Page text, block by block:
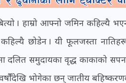
बित्यो । हाम्रो आफ्नो जमिन
कहिल्यै छोडेन । यी फूलजस्ता
दलित समुदायका वृद्ध काकाको
भोगेका छन् जातीय